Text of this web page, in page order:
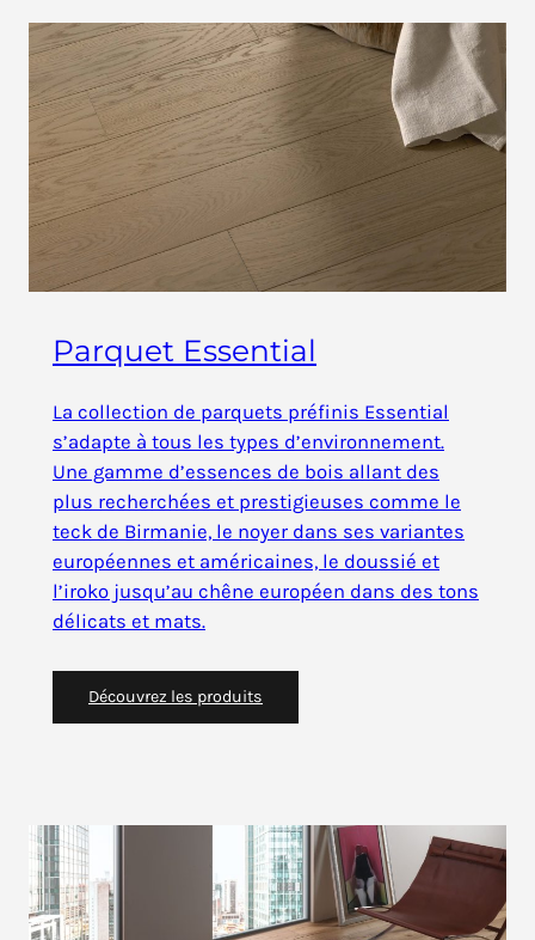
Parquet Essential
La collection de parquets préfinis Essential
s’adapte à tous les types d’environnement.
Une gamme d’essences de bois allant des
plus recherchées et prestigieuses comme le
teck de Birmanie, le noyer dans ses variantes
européennes et américaines, le doussié et
l’iroko jusqu’au chêne européen dans des tons
délicats et mats.
Découvrez les produits